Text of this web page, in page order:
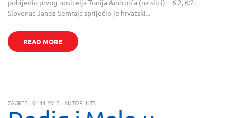
pobijedio prvog nositelja Tonija Androića (na slici) – 6:2, 6:2.
Slovenac Janez Semrajc spriječio je hrvatski...
READ MORE
ZAGREB | 01.11.2013 | AUTOR: HTS